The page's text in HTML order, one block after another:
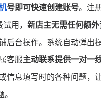
号即可快速创建账号。注
用， 新店主无需任何额
后台操作。系统自动弹出
客服主动联系提供一对一
信息填写时的各种问题，